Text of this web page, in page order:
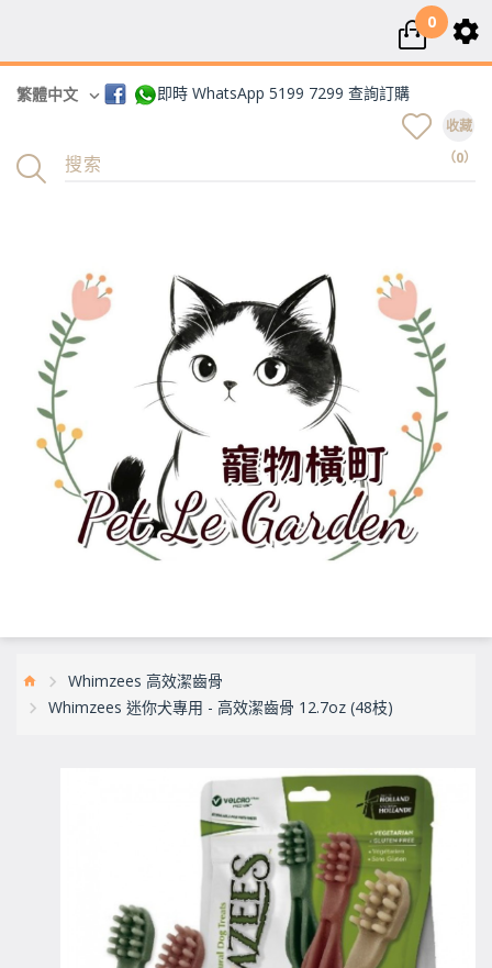
即時 WhatsApp 5199 7299 查詢訂購
繁體中文
0
收藏
（0）
Whimzees 高效潔齒骨
Whimzees 迷你犬專用 - 高效潔齒骨 12.7oz (48枝)